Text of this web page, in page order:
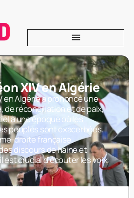
XIV en Algérie
en Algérie a prononcé une
de réconciliation et de paix,
à une époque où les
peuples sont exacerbées.
droite française
discours de haine et
est crucial d’écouter les voix